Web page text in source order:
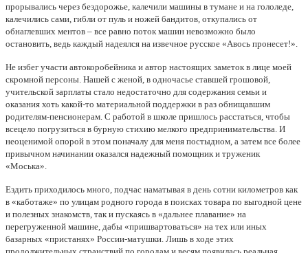
прорывались через бездорожье, калечили машины в тумане и на гололеде,
калечились сами, гибли от пуль и ножей бандитов, откупались от
обнаглевших ментов – все равно поток машин невозможно было
остановить, ведь каждый надеялся на извечное русское «Авось пронесет!».
Не избег участи автокоробейника и автор настоящих заметок в лице моей
скромной персоны. Нашей с женой, в одночасье ставшей грошовой,
учительской зарплаты стало недостаточно для содержания семьи и
оказания хоть какой-то материальной поддержки в раз обнищавшим
родителям-пенсионерам. С работой в школе пришлось расстаться, чтобы
всецело погрузиться в бурную стихию мелкого предпринимательства. И
неоценимой опорой в этом поначалу для меня постыдном, а затем все более
привычном начинании оказался надежный помощник и труженик
«Моська».
Ездить приходилось много, подчас наматывая в день сотни километров как
в «каботаже» по улицам родного города в поисках товара по выгодной цене
и полезных знакомств, так и пускаясь в «дальнее плавание» на
перегруженной машине, дабы «пришвартоваться» на тех или иных
базарных «пристанях» России-матушки. Лишь в ходе этих
продолжительных странствий по городам и весям появилась реальная